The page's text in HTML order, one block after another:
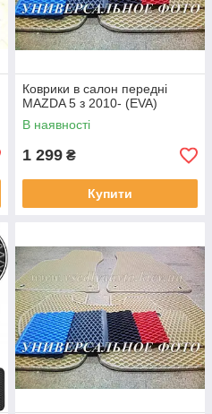
Коврики в салон передні
MAZDA 5 з 2010- (EVA)
В наявності
1 299 ₴
Купити